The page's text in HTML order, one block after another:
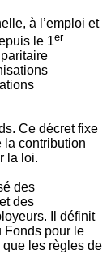
à l’emploi et
le 1er
Ce décret fixe
la contribution
la loi.
des
des
Il définit
Fonds pour le
les règles de